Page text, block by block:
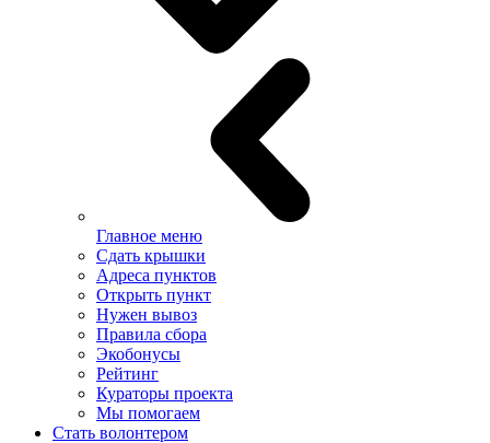
Главное меню
Сдать крышки
Адреса пунктов
Открыть пункт
Нужен вывоз
Правила сбора
Экобонусы
Рейтинг
Кураторы проекта
Мы помогаем
Стать волонтером